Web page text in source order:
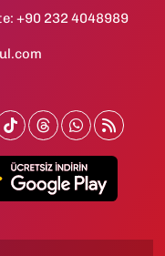
+90 232 4048989